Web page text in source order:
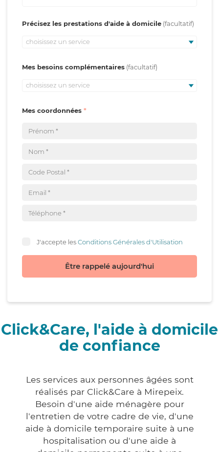
Précisez les prestations d'aide à domicile
choisissez un service
Mes besoins complémentaires
choisissez un service
Mes coordonnées
J'accepte lesConditions Générales d'Utilisation
Être rappelé aujourd'hui
Click&Care, l'aide à domicile
de confiance
Les services aux personnes âgées sont
réalisés par Click&Care à Mirepeix.
Besoin d'une aide ménagère pour
l'entretien de votre cadre de vie, d'une
aide à domicile temporaire suite à une
hospitalisation ou d'une aide à